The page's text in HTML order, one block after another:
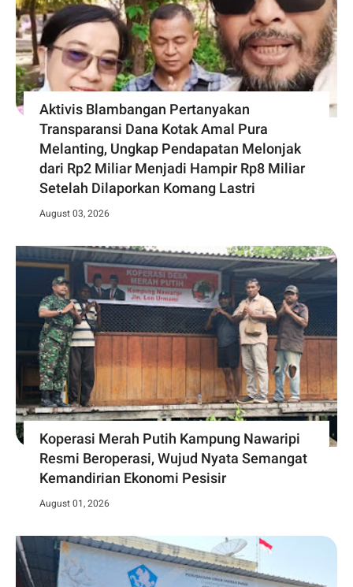
Aktivis Blambangan Pertanyakan
Transparansi Dana Kotak Amal Pura
Melanting, Ungkap Pendapatan Melonjak
dari Rp2 Miliar Menjadi Hampir Rp8 Miliar
Setelah Dilaporkan Komang Lastri
August 03, 2026
Koperasi Merah Putih Kampung Nawaripi
Resmi Beroperasi, Wujud Nyata Semangat
Kemandirian Ekonomi Pesisir
August 01, 2026